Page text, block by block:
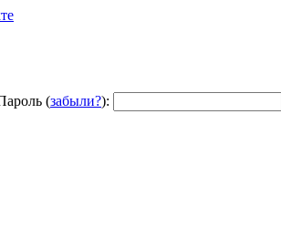
(забыли?):